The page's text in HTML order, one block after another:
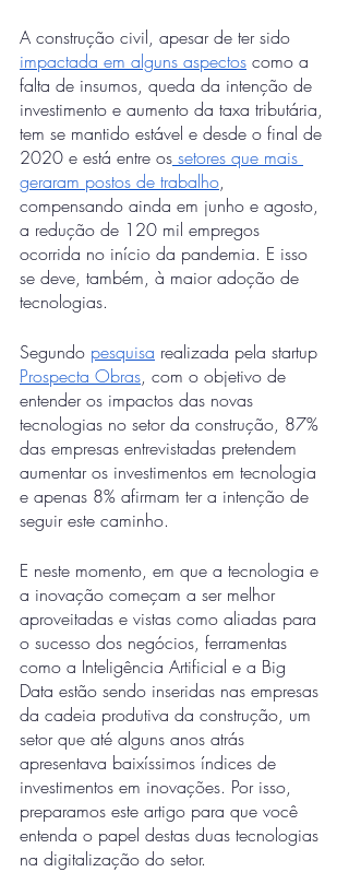
A construção civil, apesar de ter sido
impactada em alguns aspectos como a
falta de insumos, queda da intenção de
investimento e aumento da taxa tributária,
tem se mantido estável e desde o final de
2020 e está entre os setores que mais
geraram postos de trabalho,
compensando ainda em junho e agosto,
a redução de 120 mil empregos
ocorrida no início da pandemia. E isso
se deve, também, à maior adoção de
tecnologias.
Segundo pesquisa realizada pela startup
Prospecta Obras, com o objetivo de
entender os impactos das novas
tecnologias no setor da construção, 87%
das empresas entrevistadas pretendem
aumentar os investimentos em tecnologia
e apenas 8% afirmam ter a intenção de
seguir este caminho.
E neste momento, em que a tecnologia e
a inovação começam a ser melhor
aproveitadas e vistas como aliadas para
o sucesso dos negócios, ferramentas
como a Inteligência Artificial e a Big
Data estão sendo inseridas nas empresas
da cadeia produtiva da construção, um
setor que até alguns anos atrás
apresentava baixíssimos índices de
investimentos em inovações. Por isso,
preparamos este artigo para que você
entenda o papel destas duas tecnologias
na digitalização do setor.